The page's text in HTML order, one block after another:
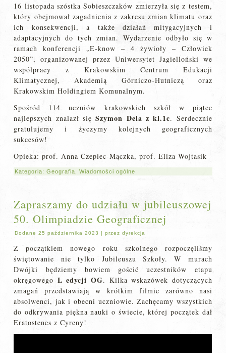
16 listopada szóstka Sobieszczaków zmierzyła się z testem,
który obejmował zagadnienia z zakresu zmian klimatu oraz
ich konsekwencji, a także działań mitygacyjnych i
adaptacyjnych do tych zmian. Wydarzenie odbyło się w
ramach konferencji „E-know – 4 żywioły – Człowiek
2050”, organizowanej przez Uniwersytet Jagielloński we
współpracy z Krakowskim Centrum Edukacji
Klimatycznej, Akademią Górniczo-Hutniczą oraz
Krakowskim Holdingiem Komunalnym.
Spośród 114 uczniów krakowskich szkół w piątce
najlepszych znalazł sięSzymon Dela z kl.1c. Serdecznie
gratulujemy i życzymy kolejnych geograficznych
sukcesów!
Opieka: prof. Anna Czepiec-Mączka, prof. Eliza Wojtasik
Kategoria:Geografia ,Wiadomości ogólne
Zapraszamy do udziału w jubileuszowej
50. Olimpiadzie Geograficznej
Dodane 25 października 2023 |przez dyrekcja
Z początkiem nowego roku szkolnego rozpoczęliśmy
świętowanie nie tylko Jubileuszu Szkoły. W murach
Dwójki będziemy bowiem gościć uczestników etapu
okręgowego L edycji OG. Kilka wskazówek dotyczących
zmagań przedstawiają w krótkim filmie zarówno nasi
absolwenci, jak i obecni uczniowie. Zachęcamy wszystkich
do odkrywania piękna nauki o świecie, której początek dał
Eratostenes z Cyreny!